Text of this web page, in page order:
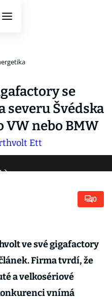
se
severu Švédska
nebo BMW
0
ve své gigafactory
Firma tvrdí, že
a velkosériové
vnímá